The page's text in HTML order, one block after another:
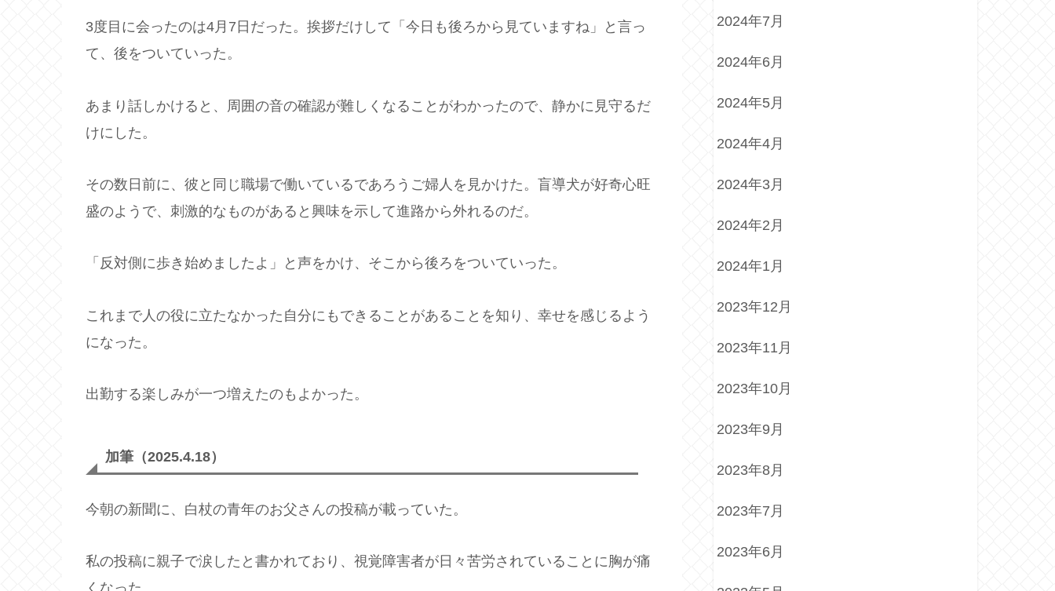
3度目に会ったのは4月7日だった。挨拶だけして「今日も後ろから見ていますね」と言っ
て、後をついていった。
あまり話しかけると、周囲の音の確認が難しくなることがわかったので、静かに見守るだ
けにした。
その数日前に、彼と同じ職場で働いているであろうご婦人を見かけた。盲導犬が好奇心旺
盛のようで、刺激的なものがあると興味を示して進路から外れるのだ。
「反対側に歩き始めましたよ」と声をかけ、そこから後ろをついていった。
これまで人の役に立たなかった自分にもできることがあることを知り、幸せを感じるよう
になった。
出勤する楽しみが一つ増えたのもよかった。
加筆（2025.4.18）
今朝の新聞に、白杖の青年のお父さんの投稿が載っていた。
私の投稿に親子で涙したと書かれており、視覚障害者が日々苦労されていることに胸が痛
くなった。
2024年7月
2024年6月
2024年5月
2024年4月
2024年3月
2024年2月
2024年1月
2023年12月
2023年11月
2023年10月
2023年9月
2023年8月
2023年7月
2023年6月